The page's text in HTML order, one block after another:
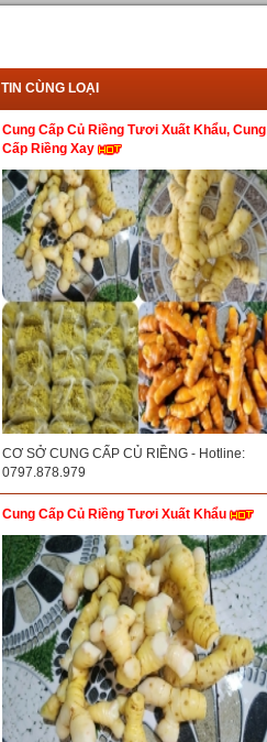
TIN CÙNG LOẠI
Cung Cấp Củ Riềng Tươi Xuất Khẩu, Cung
Cấp Riềng Xay
CƠ SỞ CUNG CẤP CỦ RIỀNG - Hotline:
0797.878.979
Cung Cấp Củ Riềng Tươi Xuất Khẩu